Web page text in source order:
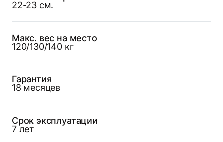
22-23 см.
Макс. вес на место
120/130/140 кг
Гарантия
18 месяцев
Срок эксплуатации
7 лет